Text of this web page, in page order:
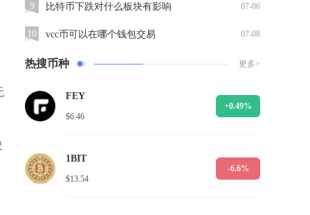
9 比特币下跌对什么板块有影响 07-06
10 vcc币可以在哪个钱包交易 07-08
热搜币种 更多>
FEY
$6.46
+0.49%
1BIT
$13.54
-6.6%